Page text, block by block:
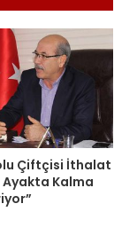
Çiftçisi İthalat
Ayakta Kalma